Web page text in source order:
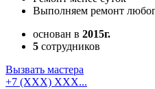
Выполняем ремонт
основан в 2015г.
5 сотрудников
Вызвать мастера
+7 (XXX) XXX...